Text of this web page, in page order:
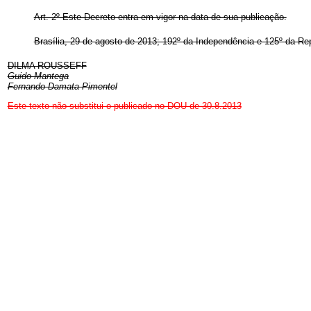
Art. 2º Este Decreto entra em vigor na data de sua publicação.
Brasília, 29 de agosto de 2013; 192º da Independência e 125º da
DILMA ROUSSEFF
Guido Mantega
Fernando Damata Pimentel
Este texto não substitui o publicado no DOU de 30.8.2013